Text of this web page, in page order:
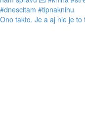
Ono takto. Je a aj nie je